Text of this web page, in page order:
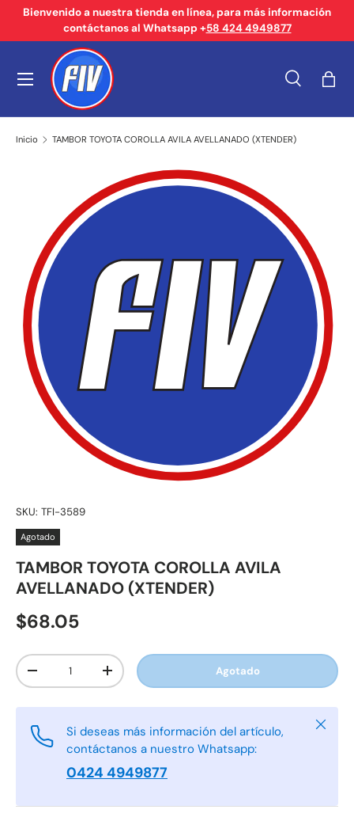
Ir al contenido
Bienvenido a nuestra tienda en línea, para más información
contáctanos al Whatsapp +58 424 4949877
Buscar
Tipo de producto
Buscar
Menú
Inicio TAMBOR TOYOTA COROLLA AVILA AVELLANADO (XTENDER)
SKU: TFI-3589
Agotado
TAMBOR TOYOTA COROLLA AVILA
AVELLANADO (XTENDER)
$68.05
Cant.
-
+ Agotado
Si deseas más información del artículo,
contáctanos a nuestro Whatsapp:
0424 4949877
Cerrar